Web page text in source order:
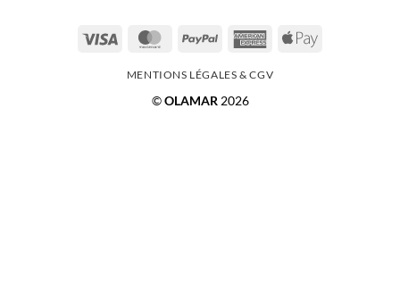
Visa MasterCardPayPal
AmericanApple
MENTIONS LÉGALES & CGV
©OLAMAR 2026